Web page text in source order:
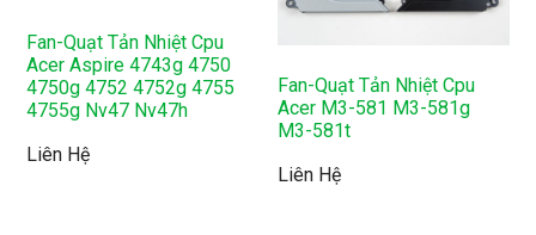
Fan-Quạt Tản Nhiệt Cpu
Acer Aspire 4743g 4750
4750g 4752 4752g 4755
4755g Nv47 Nv47h
Liên Hệ
Fan-Quạt Tản Nhiệt Cpu
Acer M3-581 M3-581g
M3-581t
Liên Hệ